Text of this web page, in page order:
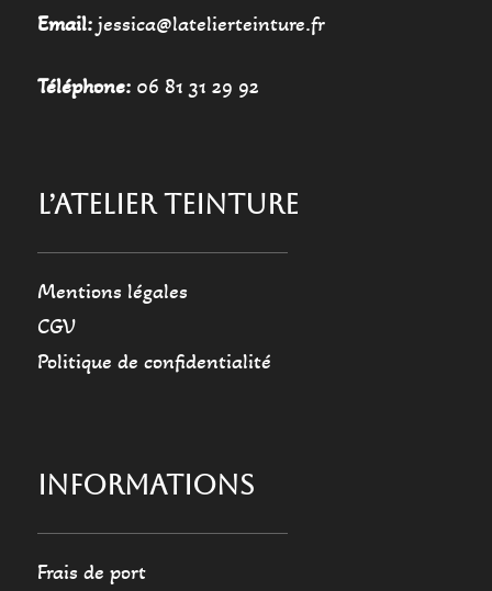
Email:jessica@latelierteinture.fr
Téléphone:06 81 31 29 92
L’ATELIER TEINTURE
Mentions légales
CGV
Politique de confidentialité
INFORMATIONS
Frais de port